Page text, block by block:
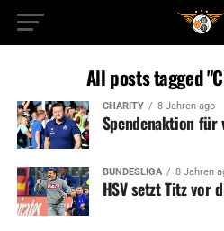
All posts tagged
CHARITY 8 Jahren ago
Spendenaktion für
BUNDESLIGA 8 Jahren
HSV setzt Titz vor